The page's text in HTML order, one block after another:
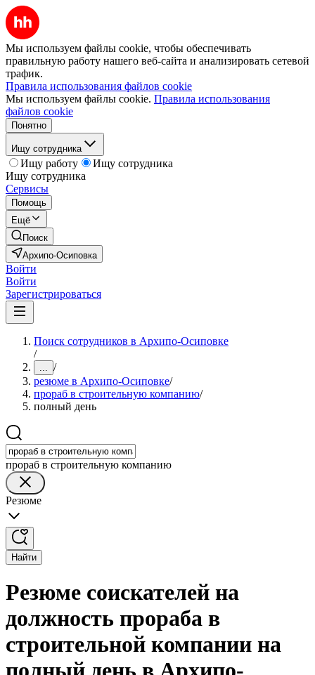
Мы используем файлы cookie, чтобы обеспечивать
правильную работу нашего веб-сайта и анализировать сетевой
трафик.
Правила использования файлов cookie
Мы используем файлы cookie. Правила использования
файлов cookie
Понятно
Ищу сотрудника
Ищу работу
Ищу сотрудника
Ищу сотрудника
Сервисы
Помощь
Ещё
Поиск
Архипо-Осиповка
Войти
Войти
Зарегистрироваться
Поиск сотрудников в Архипо-Осиповке
/
... /
резюме в Архипо-Осиповке/
прораб в строительную компанию/
полный день
прораб в строительную компанию
Резюме
Найти
Резюме соискателей на
должность прораба в
строительной компании на